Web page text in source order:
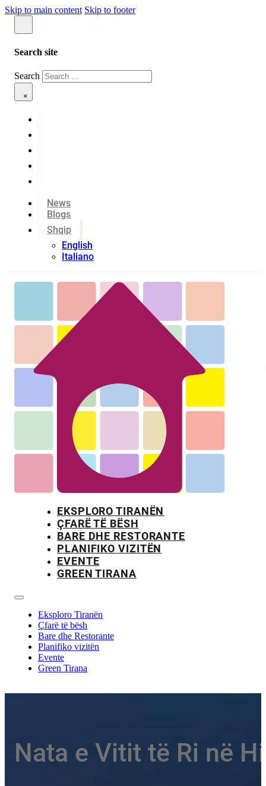
Skip to main content Skip to footer
Search site
Search
×
News
Blogs
Shqip
English
Italiano
EKSPLORO TIRANËN
ÇFARË TË BËSH
BARE DHE RESTORANTE
PLANIFIKO VIZITËN
EVENTE
GREEN TIRANA
Eksploro Tiranën
Çfarë të bësh
Bare dhe Restorante
Planifiko vizitën
Evente
Green Tirana
Nata e Vitit të Ri në